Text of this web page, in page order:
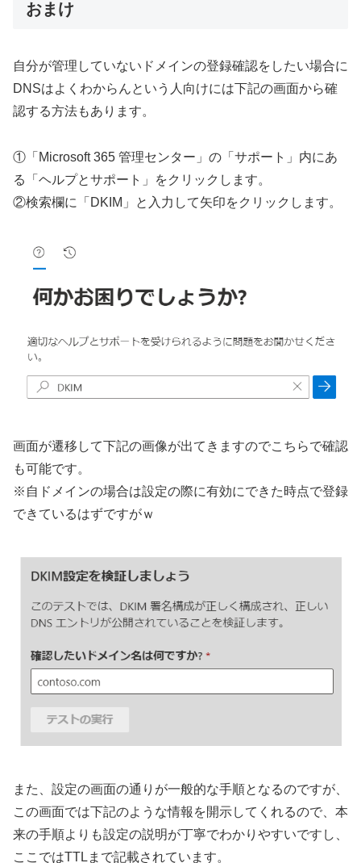
おまけ
自分が管理していないドメインの登録確認をしたい場合に
DNSはよくわからんという人向けには下記の画面から確
認する方法もあります。
①「Microsoft 365 管理センター」の「サポート」内にあ
る「ヘルプとサポート」をクリックします。
②検索欄に「DKIM」と入力して矢印をクリックします。
画面が遷移して下記の画像が出てきますのでこちらで確認
も可能です。
※自ドメインの場合は設定の際に有効にできた時点で登録
できているはずですがｗ
また、設定の画面の通りが一般的な手順となるのですが、
この画面では下記のような情報を開示してくれるので、本
来の手順よりも設定の説明が丁寧でわかりやすいですし、
ここではTTLまで記載されています。